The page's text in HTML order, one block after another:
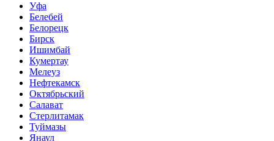
Уфа
Белебей
Белорецк
Бирск
Ишимбай
Кумертау
Мелеуз
Нефтекамск
Октябрьский
Салават
Стерлитамак
Туймазы
Янаул